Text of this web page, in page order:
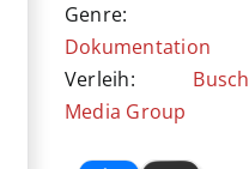
Genre:
Dokumentation
Verleih: Busch
Media Group